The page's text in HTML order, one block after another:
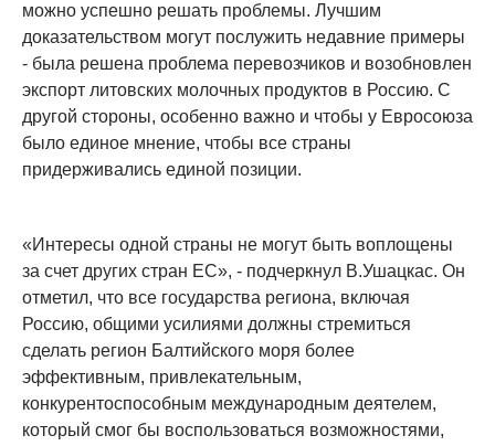
можно успешно решать проблемы. Лучшим
доказательством могут послужить недавние примеры
- была решена проблема перевозчиков и возобновлен
экспорт литовских молочных продуктов в Россию. С
другой стороны, особенно важно и чтобы у Евросоюза
было единое мнение, чтобы все страны
придерживались единой позиции.
«Интересы одной страны не могут быть воплощены
за счет других стран ЕС», - подчеркнул В.Ушацкас. Он
отметил, что все государства региона, включая
Россию, общими усилиями должны стремиться
сделать регион Балтийского моря более
эффективным, привлекательным,
конкурентоспособным международным деятелем,
который смог бы воспользоваться возможностями,